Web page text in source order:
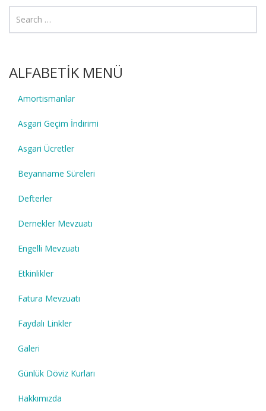
ALFABETİK MENÜ
Amortismanlar
Asgari Geçim İndirimi
Asgari Ücretler
Beyanname Süreleri
Defterler
Dernekler Mevzuatı
Engelli Mevzuatı
Etkinlikler
Fatura Mevzuatı
Faydalı Linkler
Galeri
Günlük Döviz Kurları
Hakkımızda